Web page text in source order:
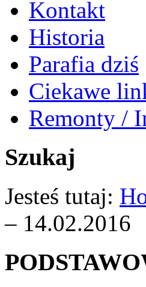
Kontakt
Historia
Parafia dziś
Ciekawe
Remonty /
Szukaj
Jesteś tutaj:
– 14.02.2016